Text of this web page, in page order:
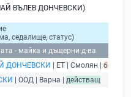
ВЪЛЕВ ДОНЧЕВСКИ)
седалище, статус)
- майка и дъщерни д-ва
ДОНЧЕВСКИ | ЕТ | Смолян | без
| ООД | Варна | действащ